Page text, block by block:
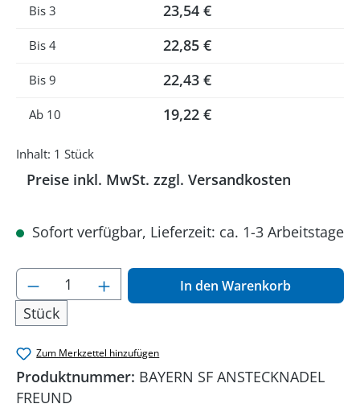
Bis3 23,54 €
Bis4 22,85 €
Bis9 22,43 €
Ab 10 19,22 €
Inhalt: 1 Stück
Preise inkl. MwSt. zzgl. Versandkosten
Sofort verfügbar, Lieferzeit: ca. 1-3 Arbeitstage
Produkt Anzahl: Gib den gewünschten
Stück
In den Warenkorb
Zum Merkzettel hinzufügen
Produktnummer: BAYERN SF ANSTECKNADEL
FREUND